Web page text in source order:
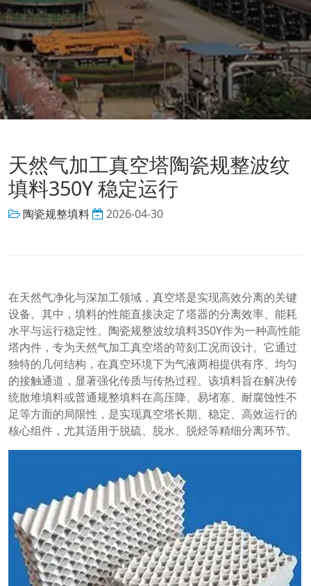
天然气加工真空塔陶瓷规整波纹
填料350Y 稳定运行
陶瓷规整填料 2026-04-30
在天然气净化与深加工领域，真空塔是实现高效分离的关键
设备。其中，填料的性能直接决定了塔器的分离效率、能耗
水平与运行稳定性。陶瓷规整波纹填料350Y作为一种高性能
塔内件，专为天然气加工真空塔的苛刻工况而设计。它通过
独特的几何结构，在真空环境下为气液两相提供有序、均匀
的接触通道，显著强化传质与传热过程。该填料旨在解决传
统散堆填料或普通规整填料在高压降、易堵塞、耐腐蚀性不
足等方面的局限性，是实现真空塔长期、稳定、高效运行的
核心组件，尤其适用于脱硫、脱水、脱烃等精细分离环节。